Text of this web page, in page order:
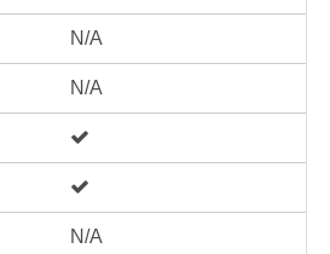
N/A
N/A
N/A